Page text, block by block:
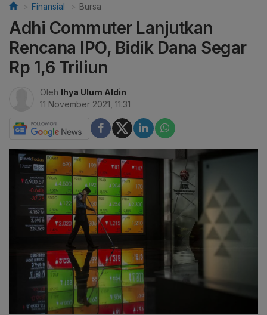
Finansial Bursa
Adhi Commuter Lanjutkan
Rencana IPO, Bidik Dana Segar
Rp 1,6 Triliun
Oleh Ihya Ulum Aldin
11 November 2021, 11:31